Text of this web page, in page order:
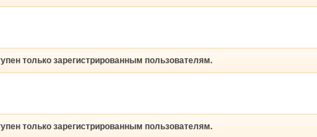
только зарегистрированным пользователям.
только зарегистрированным пользователям.